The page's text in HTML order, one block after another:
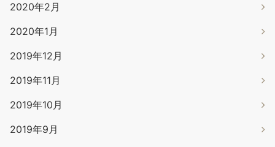
2020年2月
2020年1月
2019年12月
2019年11月
2019年10月
2019年9月